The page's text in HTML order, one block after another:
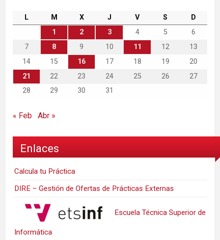
L M X J V S
D
1
2 3 4 5
6
7
8 9 10 11 12
13
14
15 16 17 18 19
20
21
22 23 24 25 26
27
28
29 30 31
« Feb Abr »
Enlaces
Calcula tu Práctica
DIRE – Gestión de Ofertas de Prácticas Externas
Escuela Técnica Superior de
Informática